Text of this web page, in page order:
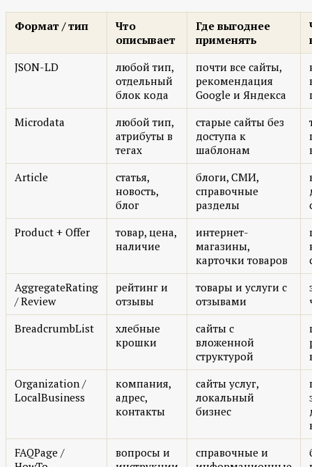
Формат / тип
Что
описывает
Где выгоднее
применять
JSON-LD
любой тип,
отдельный
блок кода
почти все сайты,
рекомендация
Google и Яндекса
Microdata
любой тип,
атрибуты в
тегах
старые сайты без
доступа к
шаблонам
Article
статья,
новость,
блог
блоги, СМИ,
справочные
разделы
Product + Offer
товар, цена,
наличие
интернет-
магазины,
карточки товаров
AggregateRating
/ Review
рейтинг и
отзывы
товары и услуги с
отзывами
BreadcrumbList
хлебные
крошки
сайты с
вложенной
структурой
Organization /
LocalBusiness
компания,
адрес,
контакты
сайты услуг,
локальный
бизнес
FAQPage /
вопросы и
справочные и